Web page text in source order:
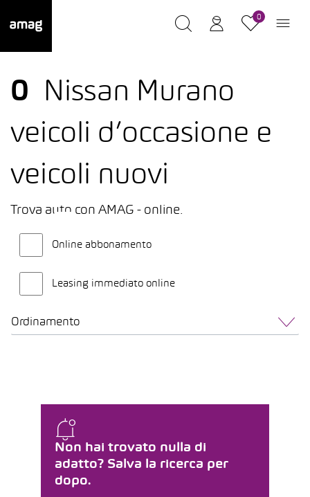
0
0
Nissan Murano
veicoli d’occasione e
veicoli nuovi
Trova auto con AMAG - online.
Online abbonamento
Leasing immediato online
Ordinamento
Non hai trovato nulla di
adatto? Salva la ricerca per
dopo.